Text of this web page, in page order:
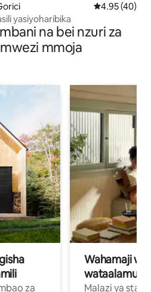
Ukadiriaji wa
4.95 (40)
yasiyoharibika
na bei nzuri za
mmoja
za
Wahamaji
wataalamu
Malazi ya